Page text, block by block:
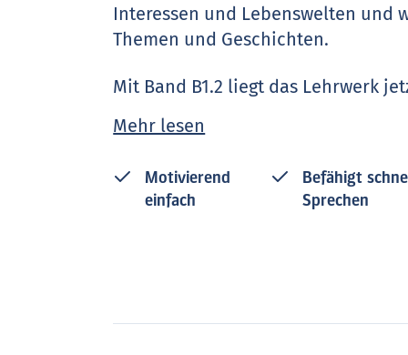
Interessen und Lebenswelten und
Themen und Geschichten.
Mit Band B1.2 liegt das Lehrwerk
A1-B1 vor.
Mehr lesen
Motivierend
einfach
Befähigt
Sprechen